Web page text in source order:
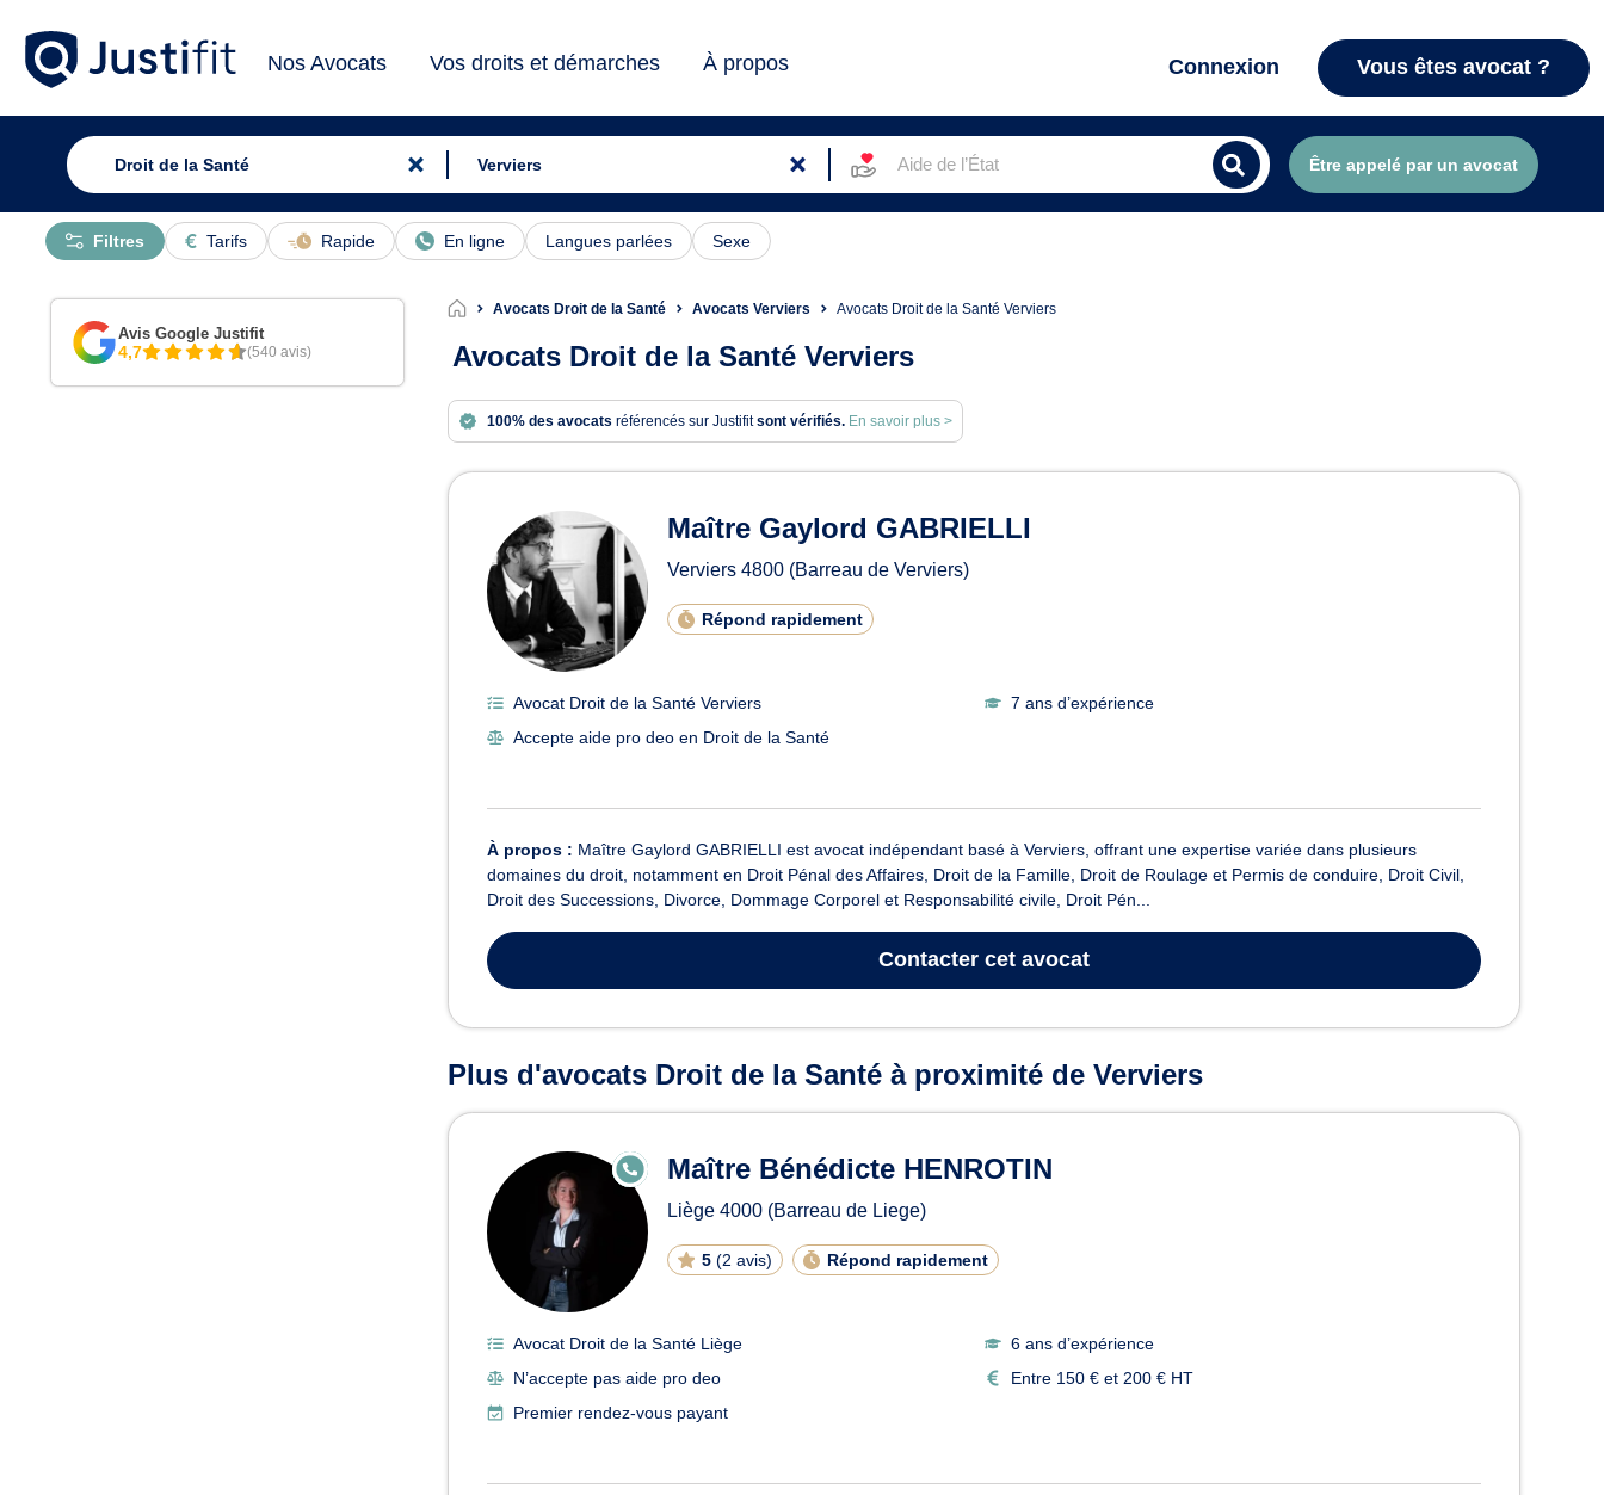
Nos Avocats Vos droits et démarches À propos Connexion Vous êtes avocat ?
Aide de l’État Être appelé par un avocat
Tarifs Rapide En ligne Langues parlées Sexe
Filtres
Avocats Droit de la Santé Avocats Verviers Avocats Droit de la Santé Verviers
Avocats Droit de la Santé Verviers
100% des avocats référencés sur Justifitsont vérifiés. En savoir plus >
Avocats en Droit de la Santé à Verviers
Maître Gaylord GABRIELLI
Verviers 4800 (Barreau de Verviers)
Répond rapidement
Avocat Droit de la Santé Verviers
7 ans d’expérience
Accepte aide pro deo en Droit de la Santé
À propos : Maître Gaylord GABRIELLI est avocat indépendant basé à Verviers, offrant une expertise variée dans plusieurs
domaines du droit, notamment en Droit Pénal des Affaires, Droit de la Famille, Droit de Roulage et Permis de conduire, Droit Civil,
Droit des Successions, Divorce, Dommage Corporel et Responsabilité civile, Droit Pén...
Contacter cet avocat
Plus d'avocats Droit de la Santé à proximité de Verviers
Maître Bénédicte HENROTIN
Liège 4000 (Barreau de Liege)
5 (2 avis) Répond rapidement
E
N
Avocat Droit de la Santé Liège
6 ans d’expérience
N’accepte pas aide pro deo
Entre 150 € et 200 € HT
Premier rendez-vous payant
Avis Google Justifit
4,7 (540 avis)